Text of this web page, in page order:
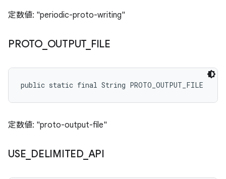
定数値: "periodic-proto-writing"
PROTO_ OUTPUT_ FILE
public static final String PROTO_OUTPUT_FILE
定数値: "proto-output-file"
USE DELIMITED_ API